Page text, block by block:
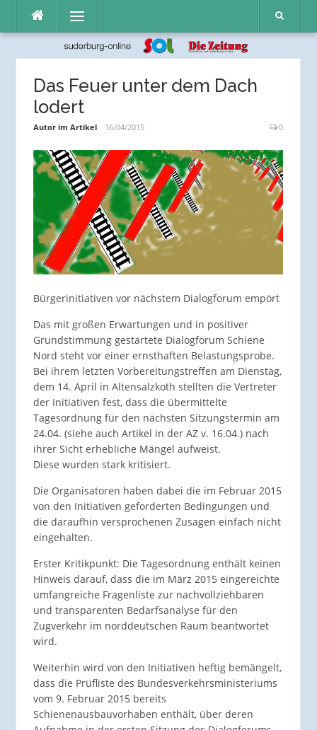
Inhalt
Menü
Das Feuer unter dem Dach
lodert
Autor im Artikel 16/04/2015 0
Bürgerinitiativen vor nächstem Dialogforum empört
Das mit großen Erwartungen und in positiver
Grundstimmung gestartete Dialogforum Schiene
Nord steht vor einer ernsthaften Belastungsprobe.
Bei ihrem letzten Vorbereitungstreffen am Dienstag,
dem 14. April in Altensalzkoth stellten die Vertreter
der Initiativen fest, dass die übermittelte
Tagesordnung für den nächsten Sitzungstermin am
24.04. (siehe auch Artikel in der AZ v. 16.04.) nach
ihrer Sicht erhebliche Mängel aufweist.
Diese wurden stark kritisiert.
Die Organisatoren haben dabei die im Februar 2015
von den Initiativen geforderten Bedingungen und
die daraufhin versprochenen Zusagen einfach nicht
eingehalten.
Erster Kritikpunkt: Die Tagesordnung enthält keinen
Hinweis darauf, dass die im März 2015 eingereichte
umfangreiche Fragenliste zur nachvollziehbaren
und transparenten Bedarfsanalyse für den
Zugverkehr im norddeutschen Raum beantwortet
wird.
Weiterhin wird von den Initiativen heftig bemängelt,
dass die Prüfliste des Bundesverkehrsministeriums
vom 9. Februar 2015 bereits
Schienenausbauvorhaben enthält, über deren